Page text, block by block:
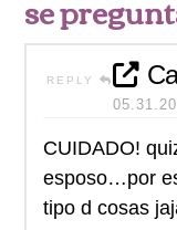
REPLY
CUIDADO!
esposo…por
tipo d cosas